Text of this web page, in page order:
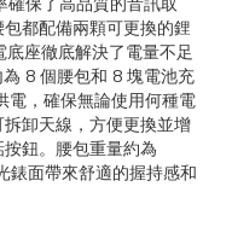
都配備兩顆可更換的鋰
座徹底解決了電量不足
8 個腰包和 8 塊電池充
電，確保無論使用何種電
卸天線，方便更換並增
鈕。腰包重量約為
錶面帶來舒適的握持感和